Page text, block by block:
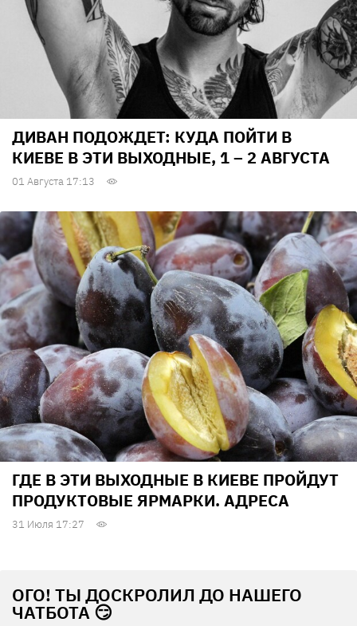
ДИВАН ПОДОЖДЕТ: КУДА ПОЙТИ В
КИЕВЕ В ЭТИ ВЫХОДНЫЕ, 1 – 2 АВГУСТА
01 Августа 17:13
ГДЕ В ЭТИ ВЫХОДНЫЕ В КИЕВЕ ПРОЙДУТ
ПРОДУКТОВЫЕ ЯРМАРКИ. АДРЕСА
31 Июля 17:27
ОГО! ТЫ ДОСКРОЛИЛ ДО НАШЕГО
ЧАТБОТА 😏